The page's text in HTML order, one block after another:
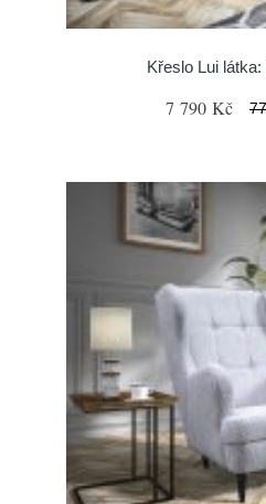
Křeslo Lui
7 790 Kč